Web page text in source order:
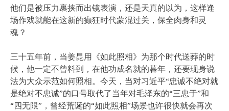
他们是被压力裹挟而出镜表演，还是天真的以为，这样逢
场作戏就能在这新的癫狂时代蒙混过关，保全肉身和灵
魂？
三十五年前，当姜昆用《如此照相》为那个时代送葬的时
候，他一定不曾料到，在他功成名就的暮年，还要现身说
法为大众示范如何照相。今天，当对习近平“忠诚不绝对就
是绝对不忠诚”的口号取代了当年对毛泽东的“三忠于”和
“四无限”，曾经荒诞的“如此照相”场景也许很快就会再次